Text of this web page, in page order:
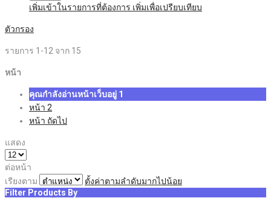
เพิ่มเข้าในรายการที่ต้องการ เพิ่มเพื่อเปรียบเทียบ
ตัวกรอง
รายการ 1 -12 จาก 15
หน้า
คุณกำลังอ่านหน้าเว็บอยู่ 1
หน้า 2
หน้า ถัดไป
แสดง
ต่อหน้า
เรียงตาม
ตั้งค่าตามลำดับมากไปน้อย
Filter Products By